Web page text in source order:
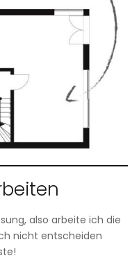
also arbeite ich die
nicht entscheiden